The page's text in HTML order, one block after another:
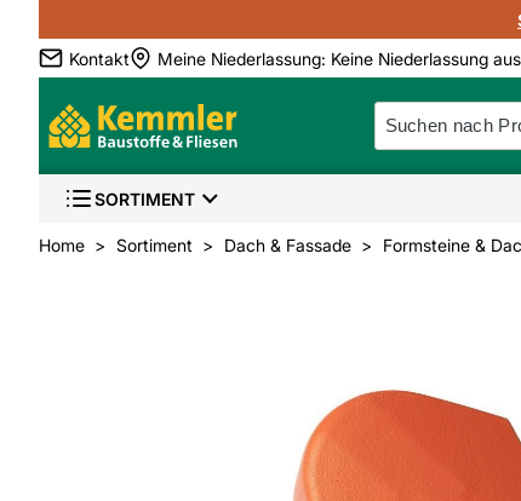
Kontakt
Meine Niederlassung: Keine Niederlassung
SORTIMENT
Home Sortiment Dach & Fassade Formsteine &